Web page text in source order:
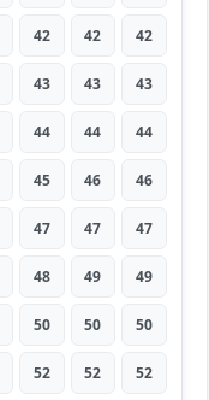
42 42 42
43 43 43
44 44 44
45 46 46
47 47 47
48 49 49
50 50 50
52 52 52